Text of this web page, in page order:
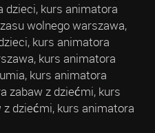
dzieci, kurs animatora
wolnego warszawa,
kurs animatora
kurs animatora
kurs animatora
zabaw z dziećmi, kurs
dziećmi, kurs animatora